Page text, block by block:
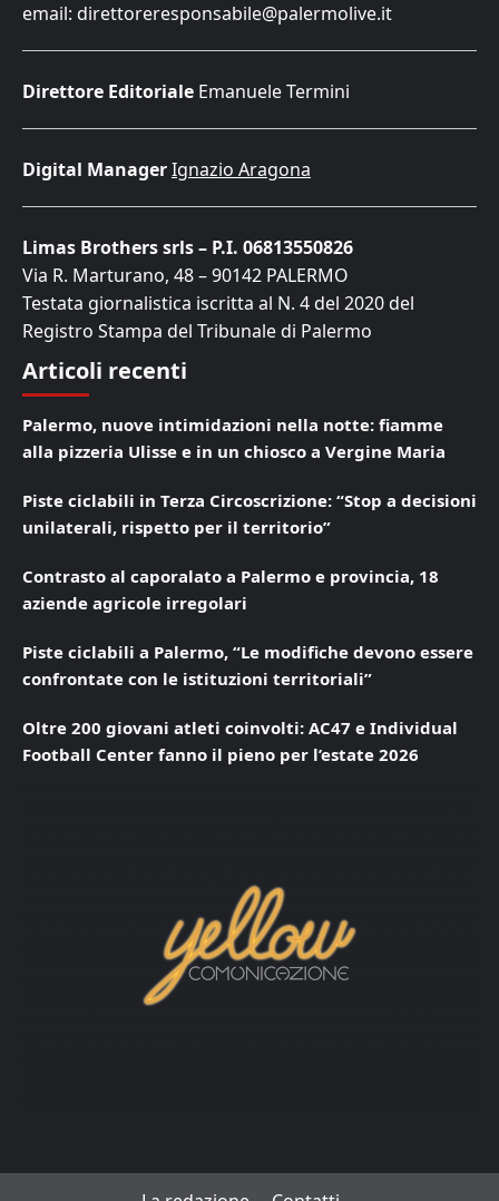
email: direttoreresponsabile@palermolive.it
Direttore Editoriale Emanuele Termini
Digital ManagerIgnazio Aragona
Limas Brothers srls – P.I. 06813550826
Via R. Marturano, 48 – 90142 PALERMO
Testata giornalistica iscritta al N. 4 del 2020 del
Registro Stampa del Tribunale di Palermo
Articoli recenti
Palermo, nuove intimidazioni nella notte: fiamme
alla pizzeria Ulisse e in un chiosco a Vergine Maria
Piste ciclabili in Terza Circoscrizione: “Stop a decisioni
unilaterali, rispetto per il territorio”
Contrasto al caporalato a Palermo e provincia, 18
aziende agricole irregolari
Piste ciclabili a Palermo, “Le modifiche devono essere
confrontate con le istituzioni territoriali”
Oltre 200 giovani atleti coinvolti: AC47 e Individual
Football Center fanno il pieno per l’estate 2026